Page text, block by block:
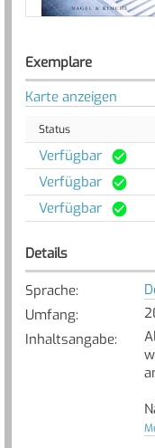
Exemplare
Karte anzeigen
Status
Verfügbar
Verfügbar
Verfügbar
Details
Sprache:
Umfang:
Inhaltsangabe: